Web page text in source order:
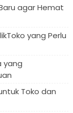
agar Hemat
yang Perlu
yang
Toko dan